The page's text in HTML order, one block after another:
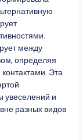
между
определяя
Эта
увеселений и
разных видов